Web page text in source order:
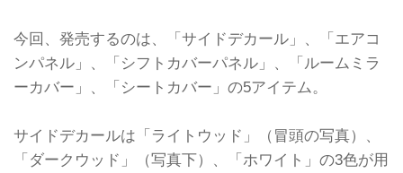
今回、発売するのは、「サイドデカール」、「エアコ
ンパネル」、「シフトカバーパネル」、「ルームミラ
ーカバー」、「シートカバー」の5アイテム。
サイドデカールは「ライトウッド」（冒頭の写真）、
「ダークウッド」（写真下）、「ホワイト」の3色が用